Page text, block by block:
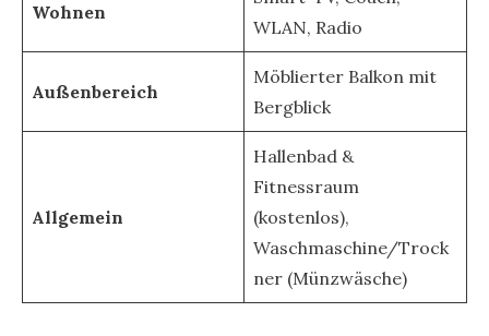
Wohnen
WLAN, Radio
Außenbereich
Möblierter Balkon mit
Bergblick
Allgemein
Hallenbad &
Fitnessraum
(kostenlos),
Waschmaschine/Trock
ner (Münzwäsche)